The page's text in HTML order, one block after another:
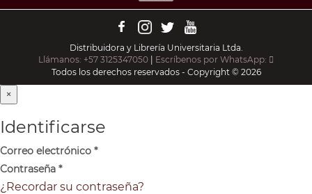
Distribuidora y Librería Universitaria Ltda.
Llámanos: +57 3125347050 | Escríbenos por WhatsApp:
Todos los derechos reservados - Copyright © 2026
×
Identificarse
Correo electrónico *
Contraseña *
¿Recordar su contraseña?